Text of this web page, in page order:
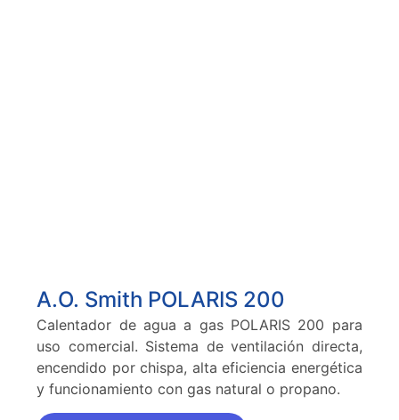
A.O. Smith POLARIS 200
Calentador de agua a gas POLARIS 200 para
uso comercial. Sistema de ventilación directa,
encendido por chispa, alta eficiencia energética
y funcionamiento con gas natural o propano.